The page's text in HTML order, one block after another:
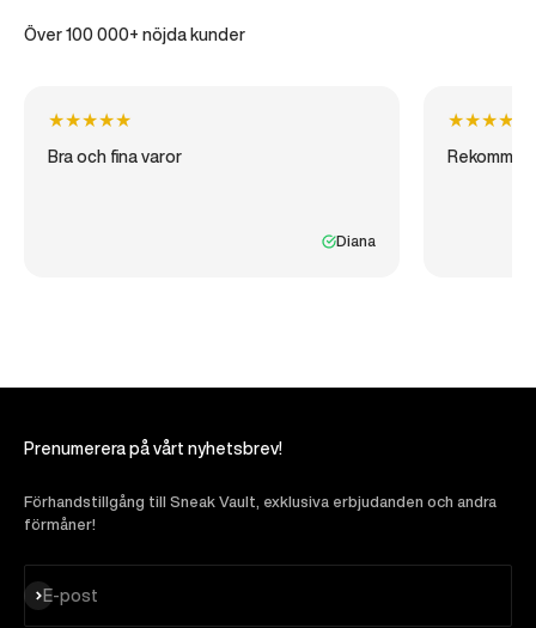
Över 100 000+ nöjda kunder
★★★★★
Bra och fina varor
Diana
★★★★
Prenumerera på vårt nyhetsbrev!
Förhandstillgång till Sneak Vault, exklusiva erbjudanden och andra
förmåner!
E-post
Prenumerera